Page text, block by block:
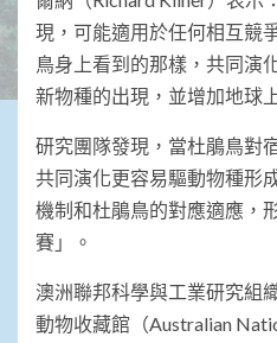
現，可能適用於任何相互競
鳥身上看到的那樣，共同演
新物種的出現，並增加地球
研究團隊發現，當杜鵑鳥對
共同演化更容易驅動物種形
機制和杜鵑鳥的對應適應，
賽」。
澳洲聯邦科學與工業研究組
動物收藏館（Australian